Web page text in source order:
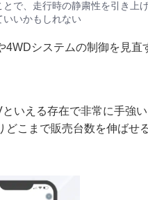
で、走行時の静粛性を引き上
いかもしれない
4WDシステムの制御を見
いえる存在で非常に手強
こまで販売台数を伸ばせ